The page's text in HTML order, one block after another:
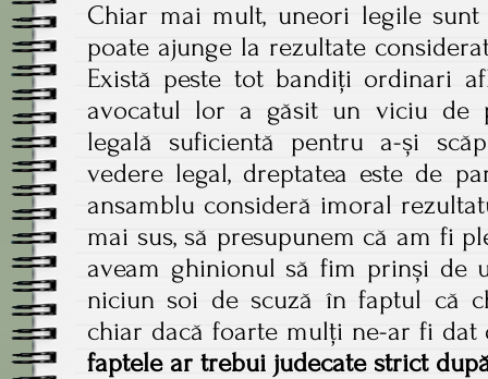
Chiar mai mult, uneori legile
poate ajunge la rezultate
Există peste tot bandiți ordinari
avocatul lor a găsit un viciu de
legală suficientă pentru a-și
vedere legal, dreptatea este de
ansamblu consideră imoral
mai sus, să presupunem că am fi
aveam ghinionul să fim prinși de
niciun soi de scuză în faptul că
chiar dacă foarte mulți ne-ar fi
faptele ar trebui judecate strict